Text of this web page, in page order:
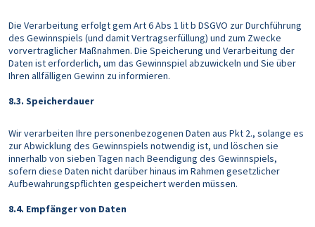
Die Verarbeitung erfolgt gem Art 6 Abs 1 lit b DSGVO zur Durchführung
des Gewinnspiels (und damit Vertragserfüllung) und zum Zwecke
vorvertraglicher Maßnahmen. Die Speicherung und Verarbeitung der
Daten ist erforderlich, um das Gewinnspiel abzuwickeln und Sie über
Ihren allfälligen Gewinn zu informieren.
8.3. Speicherdauer
Wir verarbeiten Ihre personenbezogenen Daten aus Pkt 2., solange es
zur Abwicklung des Gewinnspiels notwendig ist, und löschen sie
innerhalb von sieben Tagen nach Beendigung des Gewinnspiels,
sofern diese Daten nicht darüber hinaus im Rahmen gesetzlicher
Aufbewahrungspflichten gespeichert werden müssen.
8.4. Empfänger von Daten